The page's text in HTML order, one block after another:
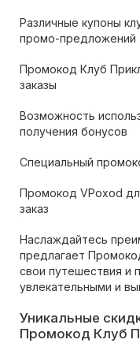
Различные купоны
промо-предложений
Промокод Клуб
заказы
Возможность
получения бонусов
Специальный
Промокод VPoxod
заказ
Наслаждайтесь
предлагает
свои путешествия и
увлекательными и
Уникальные
Промокод Клуб